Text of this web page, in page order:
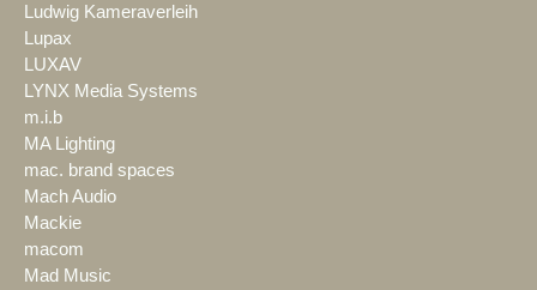
Ludwig Kameraverleih
Lupax
LUXAV
LYNX Media Systems
m.i.b
MA Lighting
mac. brand spaces
Mach Audio
Mackie
macom
Mad Music